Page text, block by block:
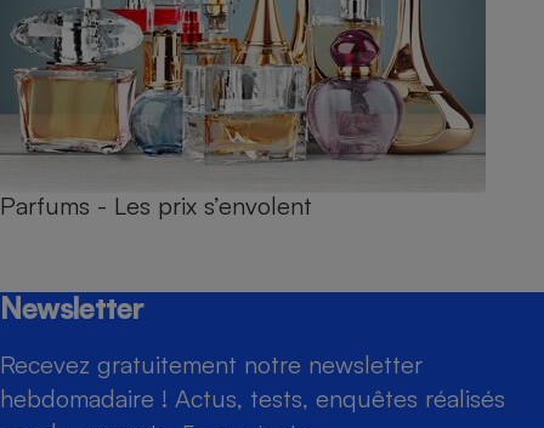
Parfums - Les prix s’envolent
Newsletter
Recevez gratuitement notre newsletter
hebdomadaire ! Actus, tests, enquêtes réalisés